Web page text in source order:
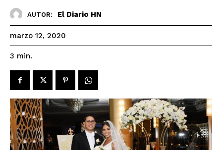
AUTOR: El Diario HN
marzo 12, 2020
3 min.